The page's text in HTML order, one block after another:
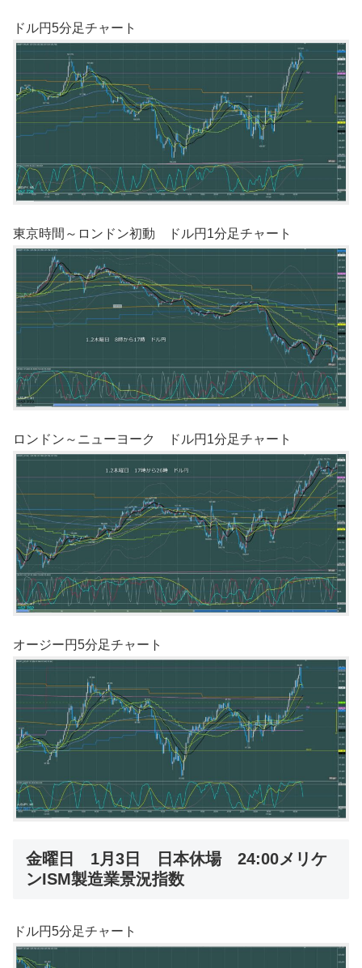
ドル円5分足チャート
東京時間～ロンドン初動 ドル円1分足チャート
ロンドン～ニューヨーク ドル円1分足チャート
オージー円5分足チャート
金曜日 1月3日 日本休場 24:00メリケ
ンISM製造業景況指数
ドル円5分足チャート